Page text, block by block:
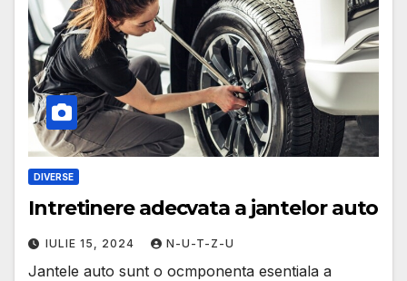
DIVERSE
Intretinere adecvata a jantelor auto
IULIE 15, 2024 N-U-T-Z-U
Jantele auto sunt o ocmponenta esentiala a